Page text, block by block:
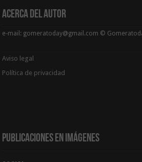
Acerca del Autor
e-mail: gomeratoday@gmail.com ©
Aviso legal
Política de privacidad
Publicaciones en Imágenes